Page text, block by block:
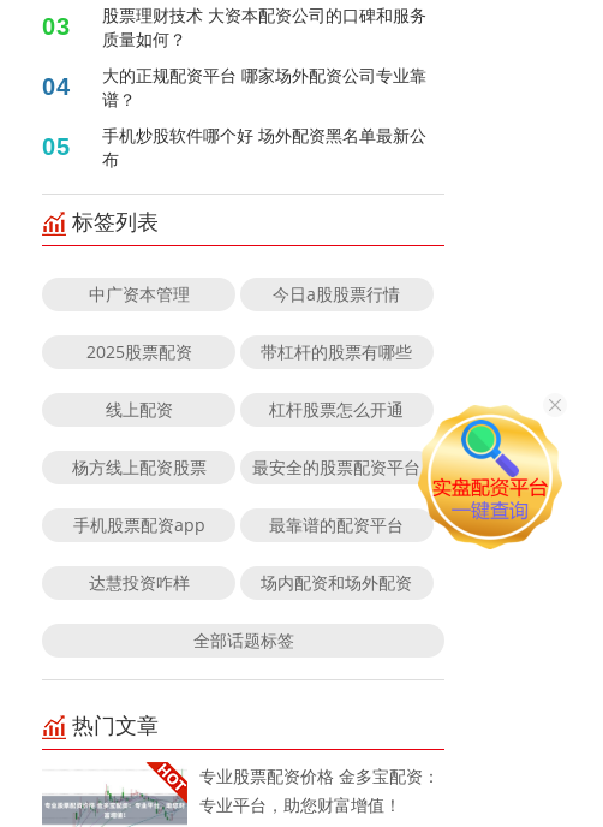
03
股票理财技术 大资本配资公司的口碑和服务
质量如何？
04
大的正规配资平台 哪家场外配资公司专业靠
谱？
05
手机炒股软件哪个好 场外配资黑名单最新公
布
标签列表
中广资本管理 今日a股股票行情
2025股票配资 带杠杆的股票有哪些
线上配资 杠杆股票怎么开通
杨方线上配资股票 最安全的股票配资平台
手机股票配资app 最靠谱的配资平台
达慧投资咋样 场内配资和场外配资
全部话题标签
热门文章
专业股票配资价格 金多宝配资：
专业平台，助您财富增值！